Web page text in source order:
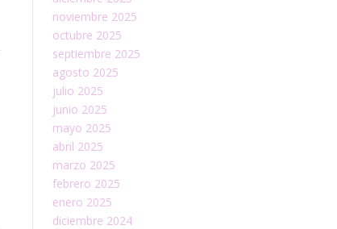
noviembre 2025
octubre 2025
septiembre 2025
agosto 2025
julio 2025
junio 2025
mayo 2025
abril 2025
marzo 2025
febrero 2025
enero 2025
diciembre 2024